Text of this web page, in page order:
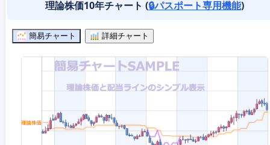
理論株価10年チャート (🔒パスポート専用機能)
簡易チャート 詳細チャート